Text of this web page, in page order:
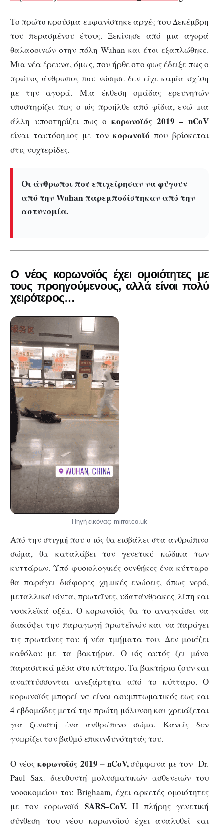
Το πρώτο κρούσμα εμφανίστηκε αρχές του Δεκέμβρη
του περασμένου έτους. Ξεκίνησε από μια αγορά
θαλασσινών στην πόλη Wuhan και έτσι εξαπλώθηκε.
Μια νέα έρευνα, όμως, που ήρθε στο φως έδειξε πως ο
πρώτος άνθρωπος που νόσησε δεν είχε καμία σχέση
με την αγορά. Μια έκθεση ομάδας ερευνητών
υποστηρίζει πως ο ιός προήλθε από φίδια, ενώ μια
άλλη υποστηρίζει πως ο κορωνοϊός 2019 –nCoV
είναι ταυτόσημος με τον κορωνοϊό που βρίσκεται
στις νυχτερίδες.
Οι άνθρωποι που επιχείρησαν να φύγουν
από την Wuhan παρεμποδίστηκαν από την
αστυνομία.
Ο νέος κορωνοϊός έχει ομοιότητες με
τους προηγούμενους, αλλά είναι πολύ
χειρότερος…
Πηγή εικόνας: mirror.co.uk
Από την στιγμή που ο ιός θα εισβάλει στα ανθρώπινο
σώμα, θα καταλάβει τον γενετικό κώδικα των
κυττάρων. Υπό φυσιολογικές συνθήκες ένα κύτταρο
θα παράγει διάφορες χημικές ενώσεις, όπως νερό,
μεταλλικά ιόντα, πρωτεΐνες, υδατάνθρακες, λίπη και
νουκλεϊκά οξέα. Ο κορωνοϊός θα το αναγκάσει να
διακόψει την παραγωγή πρωτεϊνών και να παράγει
τις πρωτεΐνες του ή νέα τμήματα του. Δεν μοιάζει
καθόλου με τα βακτήρια. Ο ιός αυτός ζει μόνο
παρασιτικά μέσα στο κύτταρο. Τα βακτήρια ζουν και
αναπτύσσονται ανεξάρτητα από το κύτταρο. Ο
κορωνοϊός μπορεί να είναι ασυμπτωματικός εως και
4 εβδομάδες μετά την πρώτη μόλυνση και χρειάζεται
για ξενιστή ένα ανθρώπινο σώμα. Κανείς δεν
γνωρίζει τον βαθμό επικινδυνότητάς του.
Ο νέος κορωνοϊός 2019 – nCoV,σύμφωνα με τον Dr.
Paul Sax, διευθυντή μολυσματικών ασθενειών του
νοσοκομείου του Brighaam, έχει αρκετές ομοιότητες
με τον κορωνοϊό SARS–CoV. Η πλήρης γενετική
σύνθεση του νέου κορωνοϊού έχει αναλυθεί και